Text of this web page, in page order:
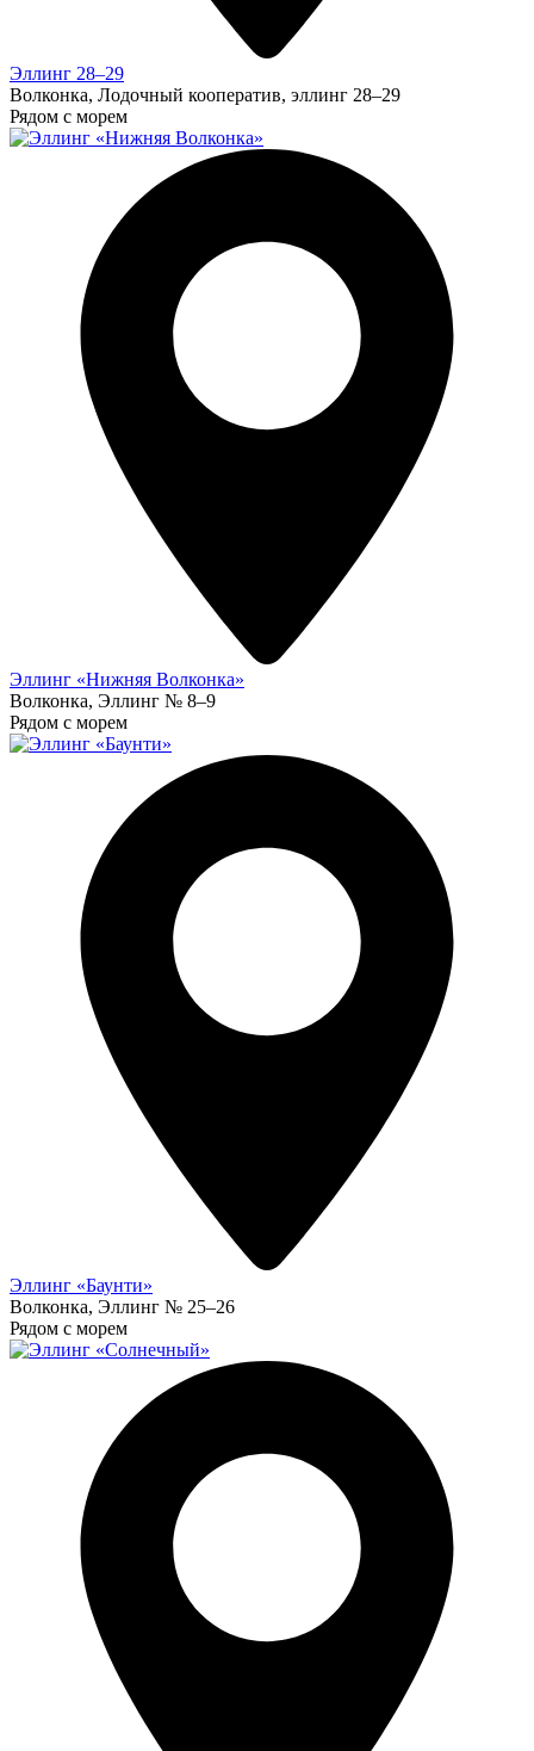
Эллинг 28–29
Волконка, Лодочный кооператив, эллинг 28–29
Рядом с морем
Эллинг «Нижняя Волконка»
Волконка, Эллинг № 8–9
Рядом с морем
Эллинг «Баунти»
Волконка, Эллинг № 25–26
Рядом с морем